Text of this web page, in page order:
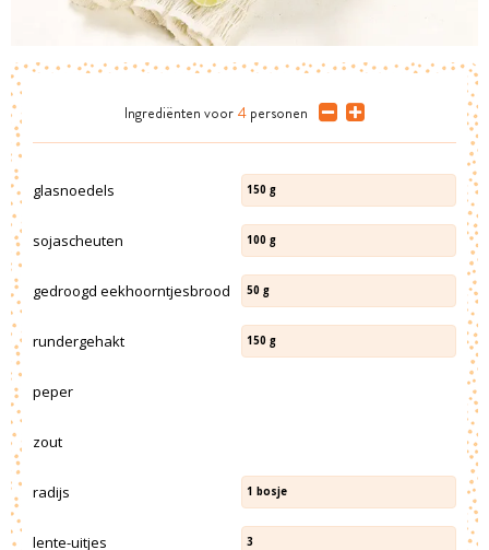
Ingrediënten voor 4 personen
glasnoedels 150 g
sojascheuten 100 g
gedroogd eekhoorntjesbrood 50 g
rundergehakt 150 g
peper
zout
radijs 1 bosje
lente-uitjes 3